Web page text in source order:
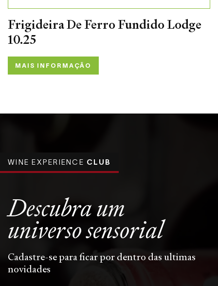
Frigideira De Ferro Fundido Lodge
10.25
MAIS INFORMAÇÃO
WINE EXPERIENCE CLUB
Descubra um
universosensorial
Cadastre-se para ficar por dentro das ultimas
novidades